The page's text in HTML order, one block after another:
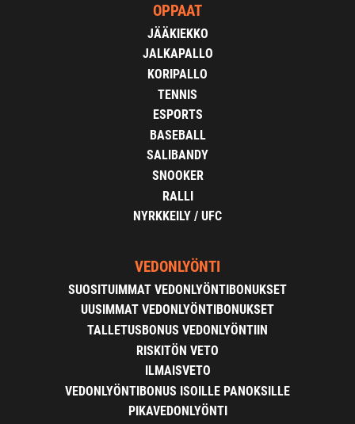
OPPAAT
JÄÄKIEKKO
JALKAPALLO
KORIPALLO
TENNIS
ESPORTS
BASEBALL
SALIBANDY
SNOOKER
RALLI
NYRKKEILY / UFC
VEDONLYÖNTI
SUOSITUIMMAT VEDONLYÖNTIBONUKSET
UUSIMMAT VEDONLYÖNTIBONUKSET
TALLETUSBONUS VEDONLYÖNTIIN
RISKITÖN VETO
ILMAISVETO
VEDONLYÖNTIBONUS ISOILLE PANOKSILLE
PIKAVEDONLYÖNTI